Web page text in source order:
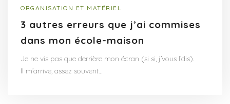
ORGANISATION ET MATÉRIEL
3 autres erreurs que j’ai commises
dans mon école-maison
Je ne vis pas que derrière mon écran (si si, j’vous l’dis).
Il m’arrive, assez souvent…